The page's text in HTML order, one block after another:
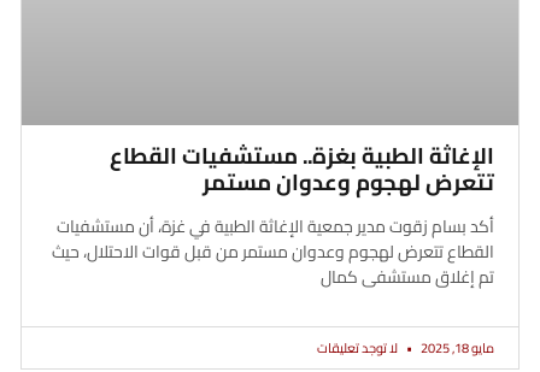
الإغاثة الطبية بغزة.. مستشفيات القطاع
تتعرض لهجوم وعدوان مستمر
أكد بسام زقوت مدير جمعية الإغاثة الطبية في غزة، أن مستشفيات
القطاع تتعرض لهجوم وعدوان مستمر من قبل قوات الاحتلال، حيث
تم إغلاق مستشفى كمال
مايو 18, 2025 لا توجد تعليقات